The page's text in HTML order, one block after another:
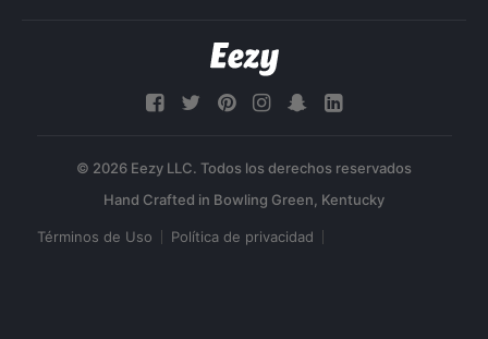
© 2026 Eezy LLC. Todos los derechos reservados
Términos de Uso Política de privacidad